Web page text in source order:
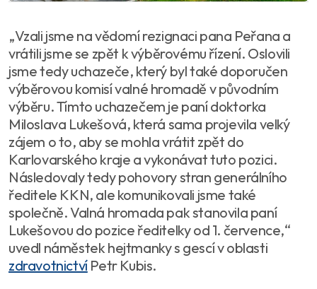
„Vzali jsme na vědomí rezignaci pana Peřana a
vrátili jsme se zpět k výběrovému řízení. Oslovili
jsme tedy uchazeče, který byl také doporučen
výběrovou komisí valné hromadě v původním
výběru. Tímto uchazečem je paní doktorka
Miloslava Lukešová, která sama projevila velký
zájem o to, aby se mohla vrátit zpět do
Karlovarského kraje a vykonávat tuto pozici.
Následovaly tedy pohovory stran generálního
ředitele KKN, ale komunikovali jsme také
společně. Valná hromada pak stanovila paní
Lukešovou do pozice ředitelky od 1. července,“
uvedl náměstek hejtmanky s gescí v oblasti
zdravotnictvíPetr Kubis.